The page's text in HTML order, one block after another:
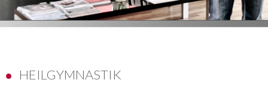
HEILGYMNASTIK